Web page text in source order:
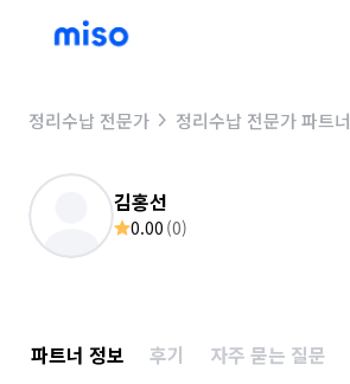
정리수납 전문가 정리수납 전문가 파트너
김홍선
0.00 (0)
파트너 정보 후기 자주 묻는 질문